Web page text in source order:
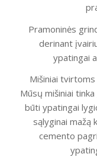
Pramoninės
derinant
ypatingai
Mišiniai
Mūsų mišiniai
būti ypatingai
sąlyginai mažą
cemento